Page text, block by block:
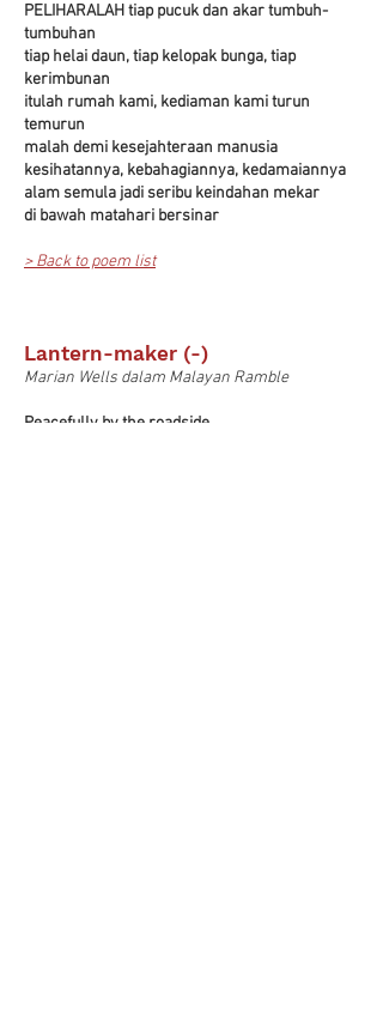
PELIHARALAH tiap pucuk dan akar tumbuh-
tumbuhan
tiap helai daun, tiap kelopak bunga, tiap
kerimbunan
itulah rumah kami, kediaman kami turun
temurun
malah demi kesejahteraan manusia
kesihatannya, kebahagiannya, kedamaiannya
alam semula jadi seribu keindahan mekar
di bawah matahari bersinar
> Back to poem list
Lantern-maker (-)
Marian Wells dalam Malayan Ramble
Peacefully by the roadside